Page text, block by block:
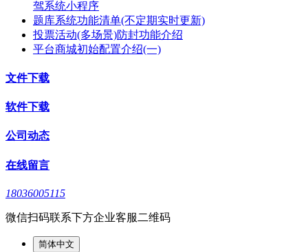
驾系统小程序
题库系统功能清单(不定期实时更新)
投票活动(多场景)防封功能介绍
平台商城初始配置介绍(一)
文件下载
软件下载
公司动态
在线留言
18036005115
微信扫码联系下方企业客服二维码
简体中文